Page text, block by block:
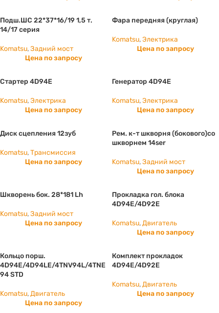
Подш.ШС 22*37*16/19 1,5 т.
14/17 серия
Komatsu,Задний мост
Цена по запросу
Фара передняя (круглая)
Komatsu,Электрика
Цена по запросу
Стартер 4D94E
Komatsu,Электрика
Цена по запросу
Генератор 4D94E
Komatsu,Электрика
Цена по запросу
Диск сцепления 12зуб
Komatsu,Трансмиссия
Цена по запросу
Рем. к-т шкворня (бокового)со
шкворнем 14ser
Komatsu,Задний мост
Цена по запросу
Шкворень бок. 28*181 Lh
Komatsu,Задний мост
Цена по запросу
Прокладка гол. блока
4D94E/4D92E
Komatsu,Двигатель
Цена по запросу
Кольцо порш.
4D94E/4D94LE/4TNV94L/4TNE
94 STD
Komatsu,Двигатель
Цена по запросу
Комплект прокладок
4D94E/4D92E
Komatsu,Двигатель
Цена по запросу